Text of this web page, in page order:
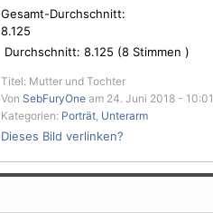
Gesamt-Durchschnitt:
8.125
Durchschnitt: 8.125 (8 Stimmen )
Titel: Mutter und Tochter
Von SebFuryOne am 24. Juni 2018 - 10:01
Kategorien: Porträt, Unterarm
Dieses Bild verlinken?